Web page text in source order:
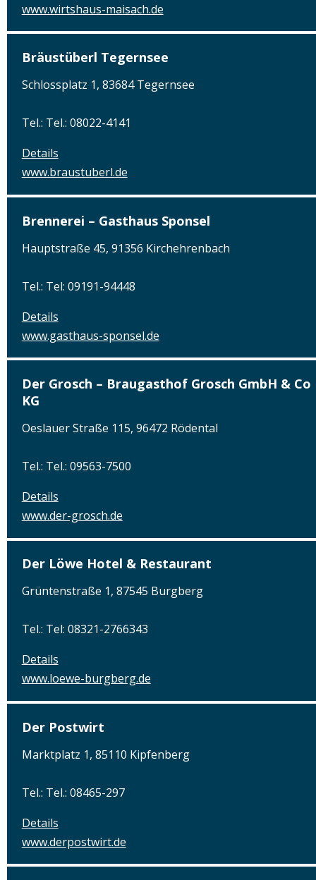
www.wirtshaus-maisach.de
Bräustüberl Tegernsee
Schlossplatz 1, 83684 Tegernsee
Tel.: Tel.: 08022-4141
Details
www.braustuberl.de
Brennerei – Gasthaus Sponsel
Hauptstraße 45, 91356 Kirchehrenbach
Tel.: Tel: 09191-94448
Details
www.gasthaus-sponsel.de
Der Grosch – Braugasthof Grosch GmbH & Co
KG
Oeslauer Straße 115, 96472 Rödental
Tel.: Tel.: 09563-7500
Details
www.der-grosch.de
Der Löwe Hotel & Restaurant
Grüntenstraße 1, 87545 Burgberg
Tel.: Tel: 08321-2766343
Details
www.loewe-burgberg.de
Der Postwirt
Marktplatz 1, 85110 Kipfenberg
Tel.: Tel.: 08465-297
Details
www.derpostwirt.de